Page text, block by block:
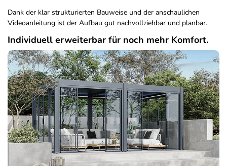
Dank der klar strukturierten Bauweise und der anschaulichen
Videoanleitung ist der Aufbau gut nachvollziehbar und planbar.
Individuell erweiterbar für noch mehr Komfort.